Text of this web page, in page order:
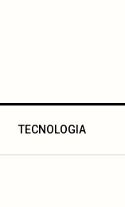
TECNOLOGIA